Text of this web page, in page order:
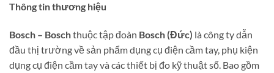
Thông tin thương hiệu
Bosch – Boschthuộc tập đoàn Bosch (Đức) là công ty dẫn
đầu thị trường về sản phẩm dụng cụ điện cầm tay, phụ kiện
dụng cụ điện cầm tay và các thiết bị đo kỹ thuật số. Bao gồm